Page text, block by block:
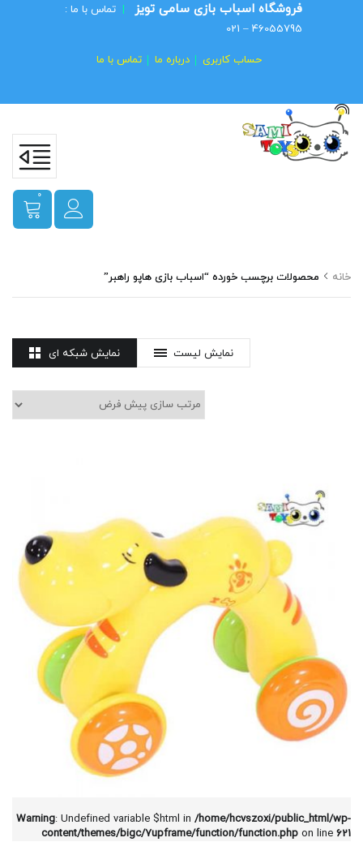
فروشگاه اسباب بازی سامی تویز | تماس با ما :
46055795 – 021
حساب کاربری درباره ما تماس با ما
0
خانه محصولات برچسب خورده “اسباب بازی هاپو راهبر”
نمایش شبکه ای نمایش لیست
Warning: Undefined variable $html in /home/hcvszoxi/public_html/wp-
content/themes/bigc/7upframe/function/function.php on line 621